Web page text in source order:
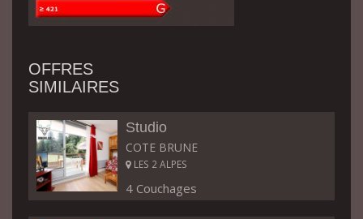
OFFRES
SIMILAIRES
Studio
COTE BRUNE
LES 2 ALPES
4 Couchages